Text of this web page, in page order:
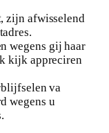
zijn afwisselend
wegens gij haar
kijk appreciren
va
wegens u